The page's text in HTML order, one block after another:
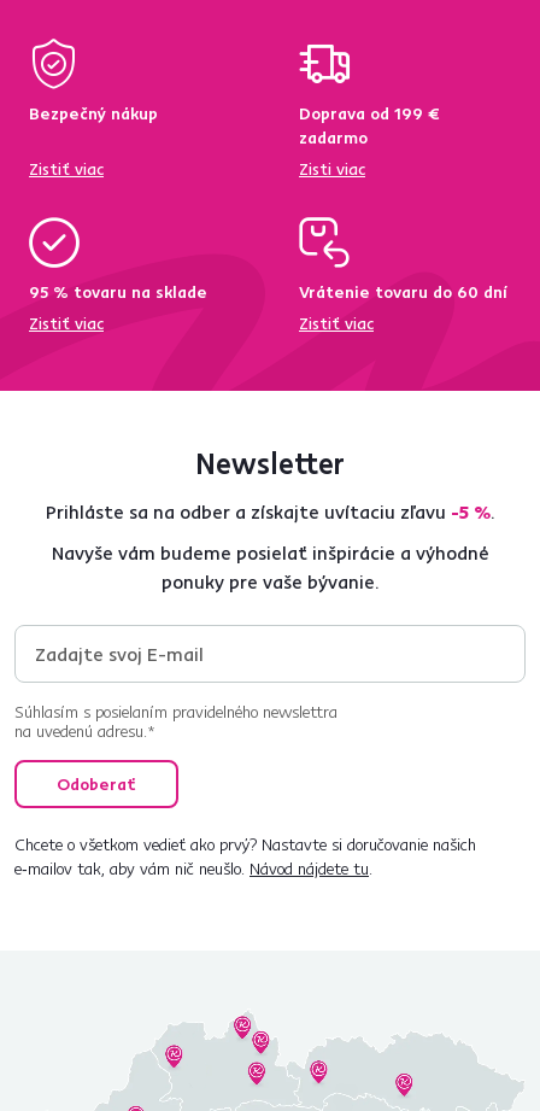
Bezpečný nákup
Zistiť viac
Doprava od 199 €
zadarmo
Zisti viac
95 % tovaru na sklade
Zistiť viac
Vrátenie tovaru do 60 dní
Zistiť viac
Newsletter
Prihláste sa na odber a získajte uvítaciu zľavu -5 %.
Navyše vám budeme posielať inšpirácie a výhodné
ponuky pre vaše bývanie.
Súhlasím s posielaním pravidelného newslettra
na uvedenú adresu.*
Odoberať
Chcete o všetkom vedieť ako prvý? Nastavte si doručovanie našich
e‑mailov tak, aby vám nič neušlo. Návod nájdete tu.